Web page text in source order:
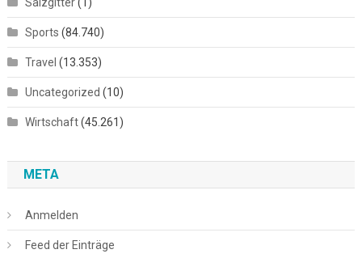
Sports (84.740)
Travel (13.353)
Uncategorized (10)
Wirtschaft(45.261)
META
Anmelden
Feed der Einträge